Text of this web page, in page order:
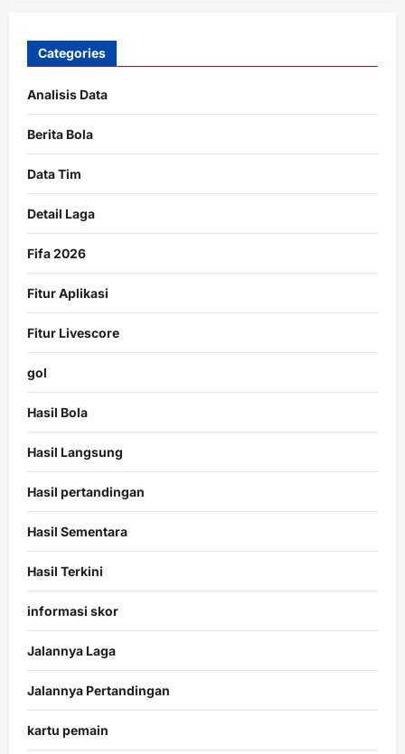
Categories
Analisis Data
Berita Bola
Data Tim
Detail Laga
Fifa 2026
Fitur Aplikasi
Fitur Livescore
gol
Hasil Bola
Hasil Langsung
Hasil pertandingan
Hasil Sementara
Hasil Terkini
informasi skor
Jalannya Laga
Jalannya Pertandingan
kartu pemain